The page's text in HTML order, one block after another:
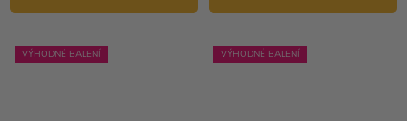
VÝHODNÉ BALENÍ VÝHODNÉ BALENÍ